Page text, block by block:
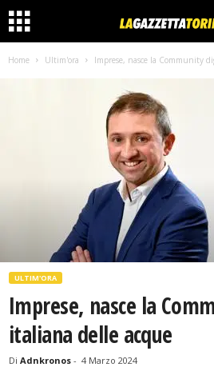
Home Ultim'ora Imprese, nasce la Community
ULTIM'ORA
Imprese, nasce la
italiana delle acque
Di Adnkronos - 4 Marzo 2024